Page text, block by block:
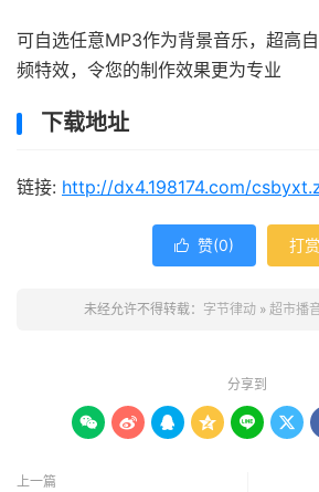
可自选任意MP3作为背景音乐，超高
频特效，令您的制作效果更为专业
下载地址
链接: http://dx4.198174.com/
 赞(0) 打赏
未经允许不得转载： 字节律动» 超市播
分享到
     
上一篇